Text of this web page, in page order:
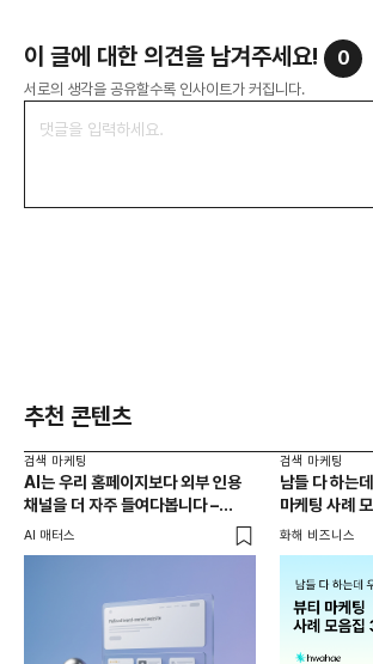
이 글에 대한 의견을 남겨주세요! 0
서로의 생각을 공유할수록 인사이트가 커집니다.
추천 콘텐츠
검색 마케팅
AI는 우리 홈페이지보다 외부 인용
채널을 더 자주 들여다봅니다 –
두툼한 인용 레이어를 짜는 법
AI 매터스
검색 마케팅
남들 다 하는
마케팅 사례
화해 비즈니스